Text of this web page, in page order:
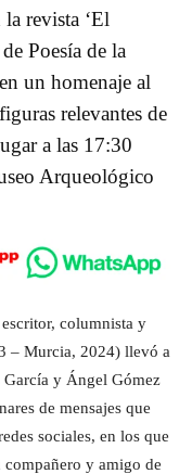
revista ‘El
Poesía de la
un homenaje al
relevantes de
a las 17:30
Arqueológico
columnista y
– Murcia, 2024) llevó a
García y Ángel Gómez
de mensajes que
sociales, en los que
compañero y amigo de